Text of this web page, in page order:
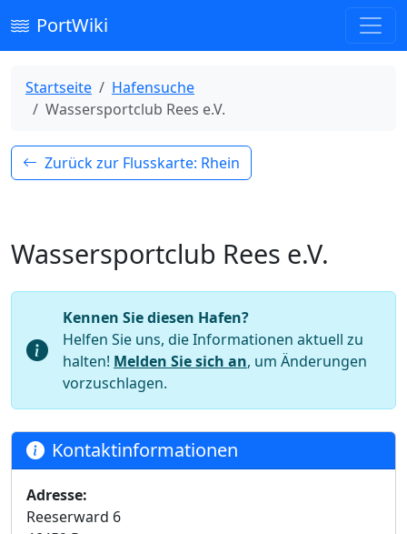
PortWiki
Startseite
Hafensuche
Wassersportclub Rees e.V.
Zurück zur Flusskarte: Rhein
Wassersportclub Rees e.V.
Kennen Sie diesen Hafen?
Helfen Sie uns, die Informationen aktuell zu
halten! Melden Sie sich an, um Änderungen
vorzuschlagen.
Kontaktinformationen
Adresse:
Reeserward 6